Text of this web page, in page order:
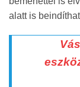
alatt is